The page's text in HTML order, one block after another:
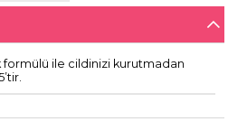
formülü ile cildinizi kurutmadan